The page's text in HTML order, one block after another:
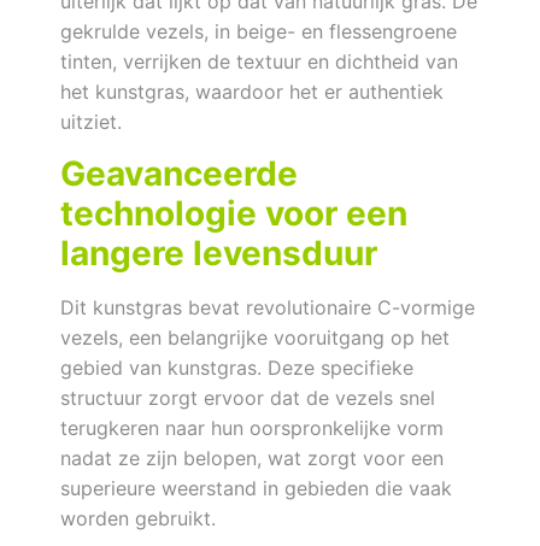
gekrulde vezels, in beige- en flessengroene
tinten, verrijken de textuur en dichtheid van
het kunstgras, waardoor het er authentiek
uitziet.
Geavanceerde
technologie voor een
langere levensduur
Dit kunstgras bevat revolutionaire C-vormige
vezels, een belangrijke vooruitgang op het
gebied van kunstgras. Deze specifieke
structuur zorgt ervoor dat de vezels snel
terugkeren naar hun oorspronkelijke vorm
nadat ze zijn belopen, wat zorgt voor een
superieure weerstand in gebieden die vaak
worden gebruikt.